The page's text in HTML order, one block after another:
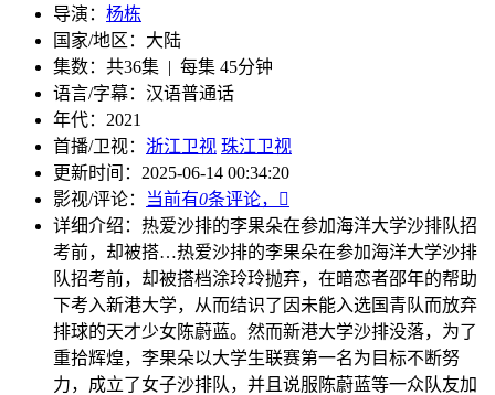
导演： 杨栋
国家/地区： 大陆
集数： 共36集 | 每集 45分钟
语言/字幕： 汉语普通话
年代： 2021
首播/卫视： 浙江卫视 珠江卫视
更新时间： 2025-06-14 00:34:20
影视/评论：
当前有0条评论，

详细介绍： 热爱沙排的李果朵在参加海洋大学沙排队招
考前，却被搭…热爱沙排的李果朵在参加海洋大学沙排
队招考前，却被搭档涂玲玲抛弃，在暗恋者邵年的帮助
下考入新港大学，从而结识了因未能入选国青队而放弃
排球的天才少女陈蔚蓝。然而新港大学沙排没落，为了
重拾辉煌，李果朵以大学生联赛第一名为目标不断努
力，成立了女子沙排队，并且说服陈蔚蓝等一众队友加